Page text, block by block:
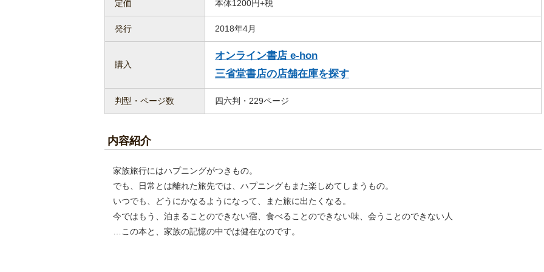
定価 本体1200円+税
発行 2018年4月
購入
オンライン書店 e-hon
三省堂書店の店舗在庫を探す
判型・ページ数 四六判・229ページ
内容紹介
家族旅行にはハプニングがつきもの。
でも、日常とは離れた旅先では、ハプニングもまた楽しめてしまうもの。
いつでも、どうにかなるようになって、また旅に出たくなる。
今ではもう、泊まることのできない宿、食べることのできない味、会うことのできない人
…この本と、家族の記憶の中では健在なのです。